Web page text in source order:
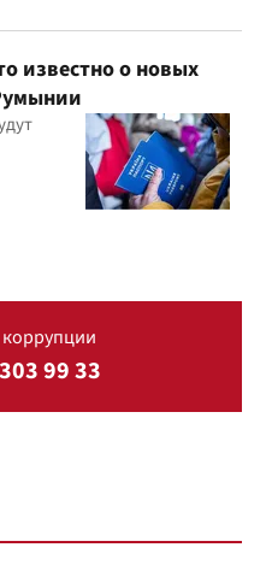
известно о новых
99 33